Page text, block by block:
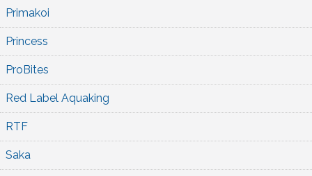
Primakoi
Princess
ProBites
Red Label Aquaking
RTF
Saka